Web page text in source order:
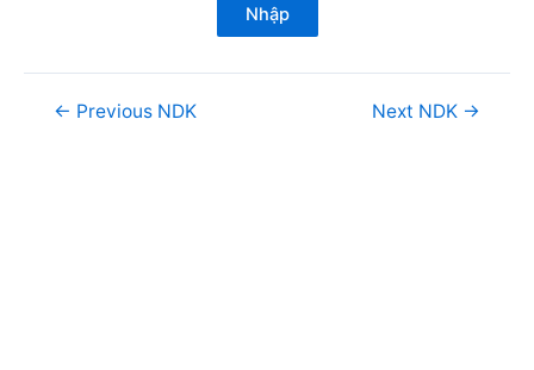
Nhập
← Previous NDK Next NDK →